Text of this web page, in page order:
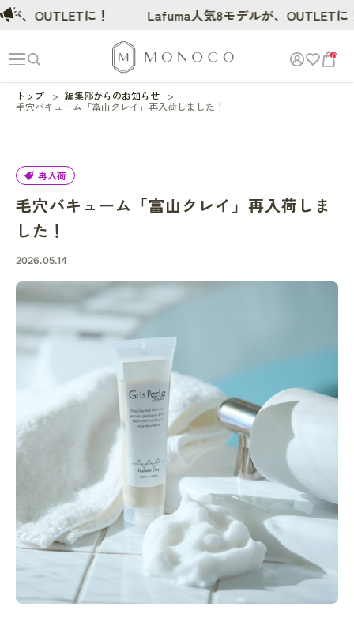
0
トップ
編集部からのお知らせ
毛穴バキューム「富山クレイ」再入荷しました！
再入荷
毛穴バキューム「富山クレイ」再入荷しま
した！
2026.05.14
、OUTLETに！ Lafuma人気8モデルが、OUTLETに！